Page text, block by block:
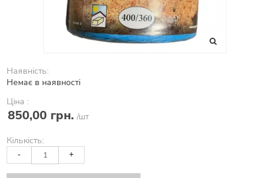
Наявність:
Немає в наявності
Ціна :
850,00 грн. /шт
Кількість:
- +